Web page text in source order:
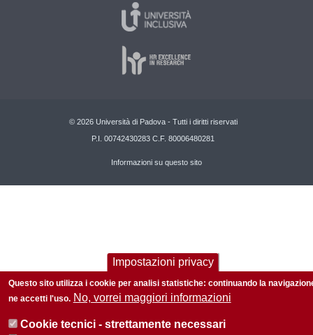
© 2026 Università di Padova - Tutti i diritti riservati
P.I. 00742430283 C.F. 80006480281
Informazioni su questo sito
Impostazioni privacy
Questo sito utilizza i cookie per analisi statistiche: continuando la
ne accetti l'uso. No, vorrei maggiori informazioni
Cookie tecnici - strettamente necessari